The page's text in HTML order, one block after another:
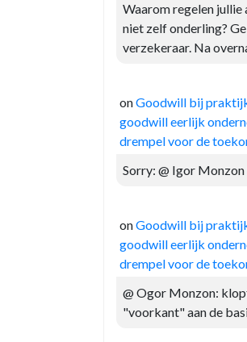
Waarom regelen
niet zelf onderling?
verzekeraar. Na
onGoodwill bij
goodwill eerlijk
drempel voor de
Sorry: @ Igor Monzon
onGoodwill bij
goodwill eerlijk
drempel voor de
@ Ogor Monzon:
"voorkant" aan de